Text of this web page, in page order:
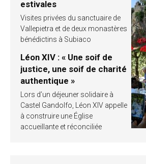
estivales
Visites privées du sanctuaire de
Vallepietra et de deux monastères
bénédictins à Subiaco
Léon XIV : « Une soif de
justice, une soif de charité
authentique »
Lors d’un déjeuner solidaire à
Castel Gandolfo, Léon XIV appelle
à construire une Église
accueillante et réconciliée